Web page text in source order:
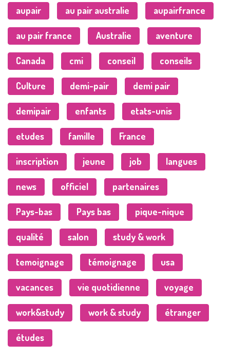
aupair au pair australie aupairfrance
au pair france Australie aventure
Canada cmi conseil conseils
Culture demi-pair demi pair
demipair enfants etats-unis
etudes famille France
inscription jeune job langues
news officiel partenaires
Pays-bas Pays bas pique-nique
qualité salon study & work
temoignage témoignage usa
vacances vie quotidienne voyage
work&study work & study étranger
études